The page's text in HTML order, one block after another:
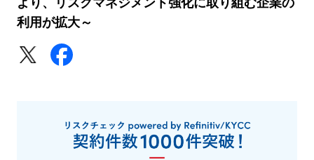
テクノロジー
株主・投資家情報
利用が拡大～